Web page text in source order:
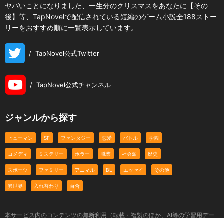
ヤバいことになりました、一生分のクリスマスをあなたに【その
後】等、TapNovelで配信されている短編のゲーム小説全188ストー
リーをおすすめ順に一覧表示しています。
/ TapNovel公式Twitter
/ TapNovel公式チャンネル
ジャンルから探す
ヒューマン SF ファンタジー 恋愛 バトル 学園
コメディ ミステリー ホラー 職業 社会派 歴史
スポーツ ファミリー アニマル BL エッセイ その他
異世界 入れ替わり 百合
本サービス内のコンテンツの無断利用（転載・複製のほか、AI等の学習用デー